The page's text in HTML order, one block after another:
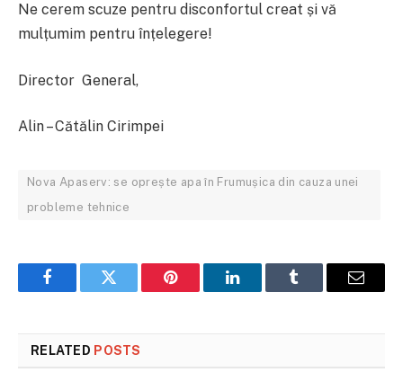
Ne cerem scuze pentru disconfortul creat și vă
mulțumim pentru înțelegere!
Director General,
Alin – Cătălin Cirimpei
Nova Apaserv: se oprește apa în Frumușica din cauza unei
probleme tehnice
FacebookTwitter Pinterest LinkedInTumblr Email
RELATED POSTS